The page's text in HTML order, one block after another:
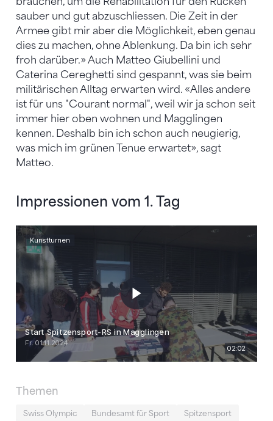
sauber und gut abzuschliessen. Die Zeit in der
Armee gibt mir aber die Möglichkeit, eben genau
dies zu machen, ohne Ablenkung. Da bin ich sehr
froh darüber.» Auch Matteo Giubellini und
Caterina Cereghetti sind gespannt, was sie beim
militärischen Alltag erwarten wird. «Alles andere
ist für uns "Courant normal", weil wir ja schon seit
immer hier oben wohnen und Magglingen
kennen. Deshalb bin ich schon auch neugierig,
was mich im grünen Tenue erwartet», sagt
Matteo.
Impressionen vom 1. Tag
Themen
Swiss Olympic Bundesamt für Sport
Spitzensport